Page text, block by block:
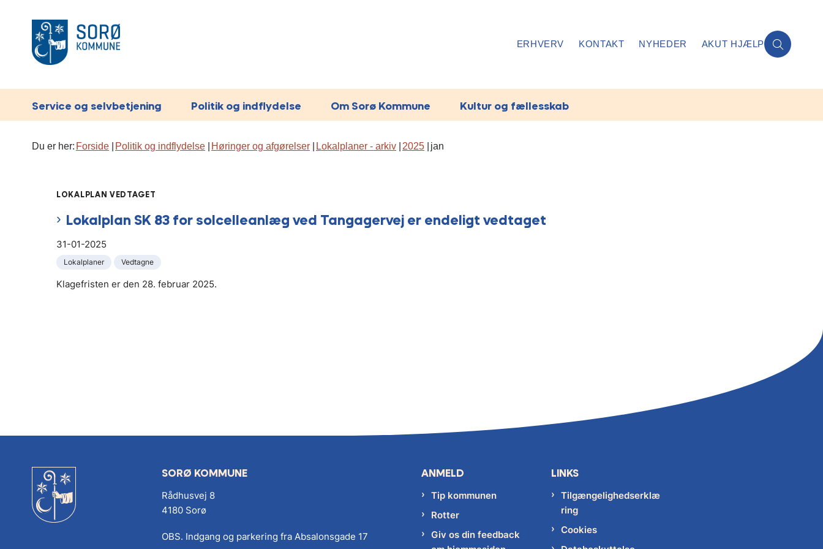
ERHVERV KONTAKT NYHEDER AKUT HJÆLP
Service og selvbetjening Politik og indflydelse Om Sorø Kommune Kultur og fællesskab
Du er her: Forside Politik og indflydelse Høringer og afgørelser Lokalplaner - arkiv 2025 jan
LOKALPLAN VEDTAGET
Lokalplan SK 83 for solcelleanlæg ved Tangagervej er endeligt vedtaget
31-01-2025
Lokalplaner Vedtagne
Klagefristen er den 28. februar 2025.
SORØ KOMMUNE
Rådhusvej 8
4180 Sorø
OBS. Indgang og parkering fra Absalonsgade 17
ANMELD
Tip kommunen
Rotter
Giv os din feedback
LINKS
Tilgængelighedserklæ
ring
Cookies